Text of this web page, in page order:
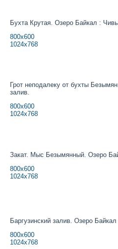
Бухта Крутая. Озеро Байкал :
800х600
1024х768
Грот неподалеку от бухты
залив.
800х600
1024х768
Закат. Мыс Безымянный. Озеро
800х600
1024х768
Баргузинский залив. Озеро
800х600
1024х768